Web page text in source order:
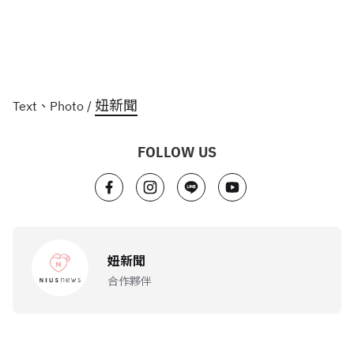
Text、Photo / 妞新聞
FOLLOW US
妞新聞
合作夥伴